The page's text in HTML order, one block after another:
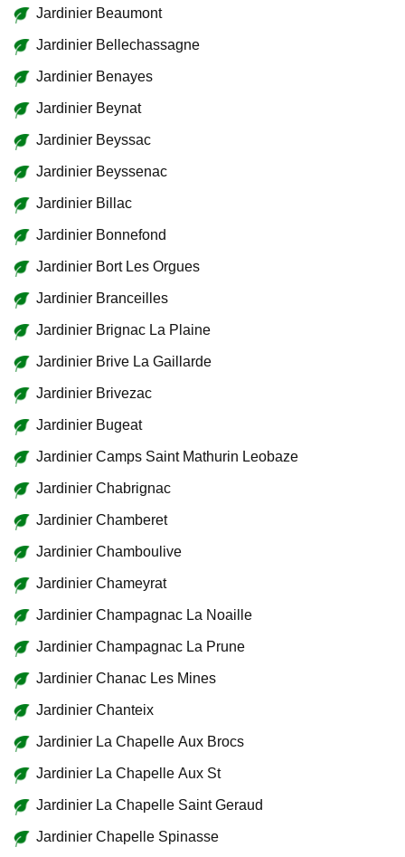
Jardinier Beaumont
Jardinier Bellechassagne
Jardinier Benayes
Jardinier Beynat
Jardinier Beyssac
Jardinier Beyssenac
Jardinier Billac
Jardinier Bonnefond
Jardinier Bort Les Orgues
Jardinier Branceilles
Jardinier Brignac La Plaine
Jardinier Brive La Gaillarde
Jardinier Brivezac
Jardinier Bugeat
Jardinier Camps Saint Mathurin Leobaze
Jardinier Chabrignac
Jardinier Chamberet
Jardinier Chamboulive
Jardinier Chameyrat
Jardinier Champagnac La Noaille
Jardinier Champagnac La Prune
Jardinier Chanac Les Mines
Jardinier Chanteix
Jardinier La Chapelle Aux Brocs
Jardinier La Chapelle Aux St
Jardinier La Chapelle Saint Geraud
Jardinier Chapelle Spinasse